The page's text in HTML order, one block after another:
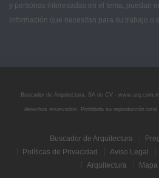
y personas interesadas en el tema, puedan
información que necesitan para su trabajo o
Buscador de Arquitectura, SA de CV -
derechos reservados. Prohibida su reproduccón
Buscador de Arquitectura
Políticas de Privacidad
Aviso Legal
Arquitectura